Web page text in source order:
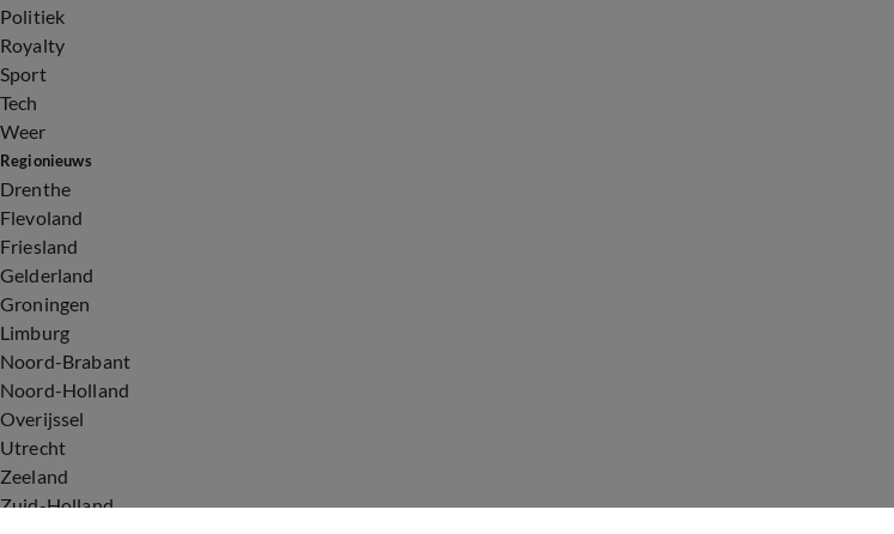
Politiek
Royalty
Sport
Tech
Weer
Regionieuws
Drenthe
Flevoland
Friesland
Gelderland
Groningen
Limburg
Noord-Brabant
Noord-Holland
Overijssel
Utrecht
Zeeland
Zuid-Holland